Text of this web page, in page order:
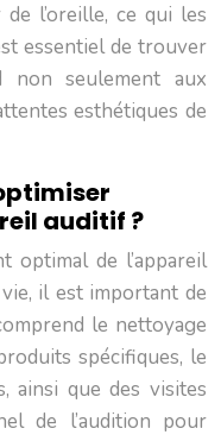
l’oreille, ce qui les
essentiel de trouver
non seulement aux
esthétiques de
auditif ?
optimal de l’appareil
il est important de
le nettoyage
spécifiques, le
ainsi que des visites
de l’audition pour